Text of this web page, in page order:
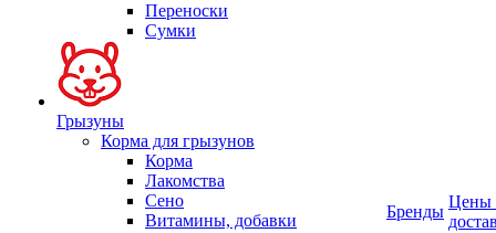
Переноски
Сумки
Грызуны
Корма для грызунов
Корма
Лакомства
Сено
Витамины, добавки
Бренды
Цены